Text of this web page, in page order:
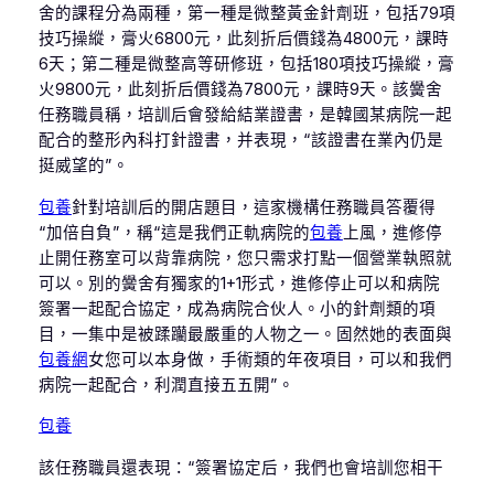
舍的課程分為兩種，第一種是微整黃金針劑班，包括79項
技巧操縱，膏火6800元，此刻折后價錢為4800元，課時
6天；第二種是微整高等研修班，包括180項技巧操縱，膏
火9800元，此刻折后價錢為7800元，課時9天。該黌舍
任務職員稱，培訓后會發給結業證書，是韓國某病院一起
配合的整形內科打針證書，并表現，“該證書在業內仍是
挺威望的”。
包養針對培訓后的開店題目，這家機構任務職員答覆得
“加倍自負”，稱“這是我們正軌病院的包養 上風，進修停
止開任務室可以背靠病院，您只需求打點一個營業執照就
可以。別的黌舍有獨家的1+1形式，進修停止可以和病院
簽署一起配合協定，成為病院合伙人。小的針劑類的項
目，一集中是被蹂躪最嚴重的人物之一。固然她的表面與
包養網女您可以本身做，手術類的年夜項目，可以和我們
病院一起配合，利潤直接五五開”。
包養
該任務職員還表現：“簽署協定后，我們也會培訓您相干